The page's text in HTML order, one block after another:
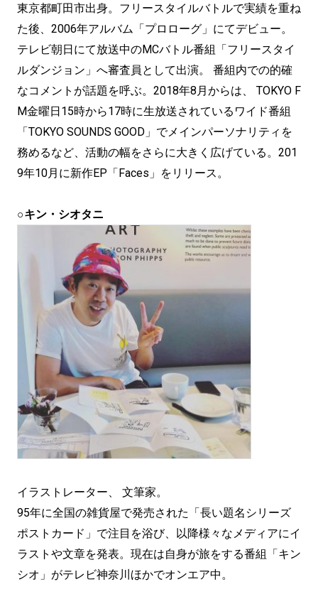
東京都町田市出身。フリースタイルバトルで実績を重ね
た後、2006年アルバム「プロローグ」にてデビュー。
テレビ朝日にて放送中のMCバトル番組「フリースタイ
ルダンジョン」へ審査員として出演。 番組内での的確
なコメントが話題を呼ぶ。2018年8月からは、 TOKYO F
M金曜日15時から17時に生放送されているワイド番組
「TOKYO SOUNDS GOOD」でメインパーソナリティを
務めるなど、活動の幅をさらに大きく広げている。201
9年10月に新作EP「Faces」をリリース。
○キン・シオタニ
イラストレーター、 文筆家。
95年に全国の雑貨屋で発売された「長い題名シリーズ
ポストカード」で注目を浴び、以降様々なメディアにイ
ラストや文章を発表。現在は自身が旅をする番組「キン
シオ」がテレビ神奈川ほかでオンエア中。